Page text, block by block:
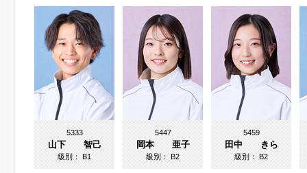
5333
山下 智己
級別：B1
5447
岡本 亜子
級別：B2
5459
田中 きら
級別：B2